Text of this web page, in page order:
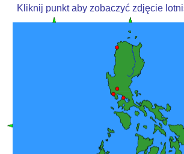
Kliknij punkt aby zobaczyć zdjęcie